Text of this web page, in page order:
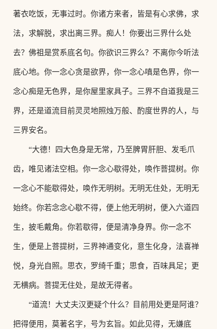
著衣吃饭，无事过时。你诸方来者，皆是有心求佛，求
法，求解脱，求出离三界。痴人！你要出三界什么处
去？佛祖是赏系底名句。你欲识三界么？不离你今听法
底心地。你一念心贪是欲界，你一念心嗔是色界，你一
念心痴是无色界，是你屋里家具子。三界不自道我是三
界，还是道流目前灵灵地照烛万般、酌度世界的人，与
三界安名。
“大德！四大色身是无常，乃至脾胃肝胆、发毛爪
齿，唯见诸法空相。你一念心歇得处，唤作菩提树。你
一念心不能歇得处，唤作无明树。无明无住处，无明无
始终。你若念念心歇不得，便上他无明树，便入六道四
生，披毛戴角。你若歇得，便是清净身界。你一念不
生，便是上菩提树，三界神通变化，意生化身，法喜禅
悦，身光自照。思衣，罗绮千重；思食，百味具足；更
无横病。菩提无住处，是故无得者。
“道流！大丈夫汉更疑个什么？目前用处更是阿谁？
把得便用，莫著名字，号为玄旨。如此见得，无嫌底